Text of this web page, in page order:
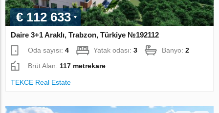
€ 112 633
Daire 3+1 Araklı, Trabzon, Türkiye №192112
Oda sayısı:4 Yatak odası:3 Banyo:2
Brüt Alan: 117 metrekare
TEKCE Real Estate